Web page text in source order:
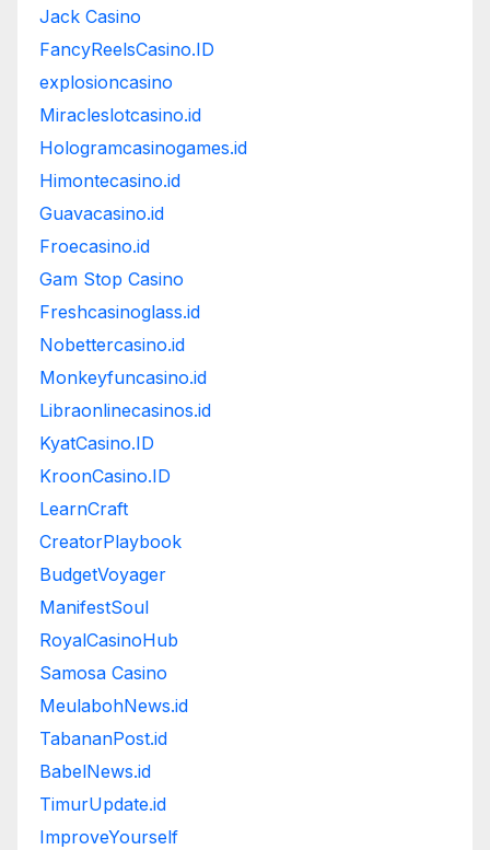
Jack Casino
FancyReelsCasino.ID
explosioncasino
Miracleslotcasino.id
Hologramcasinogames.id
Himontecasino.id
Guavacasino.id
Froecasino.id
Gam Stop Casino
Freshcasinoglass.id
Nobettercasino.id
Monkeyfuncasino.id
Libraonlinecasinos.id
KyatCasino.ID
KroonCasino.ID
LearnCraft
CreatorPlaybook
BudgetVoyager
ManifestSoul
RoyalCasinoHub
Samosa Casino
MeulabohNews.id
TabananPost.id
BabelNews.id
TimurUpdate.id
ImproveYourself